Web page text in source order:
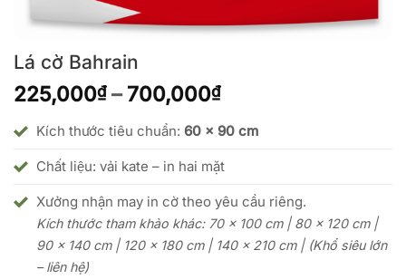
Lá cờ Bahrain
225,000₫ – 700,000₫Khoảng
từ
đến
700,000₫
Kích thước tiêu chuẩn: 60 x 90 cm
Chất liệu: vải kate – in hai mặt
Xưởng nhận may in cờ theo yêu cầu riêng.
Kích thước tham khảo khác: 70 x 100 cm | 80 x 120 cm |
90 x 140 cm | 120 x 180 cm | 140 x 210 cm | (Khổ siêu lớn
– liên hệ)